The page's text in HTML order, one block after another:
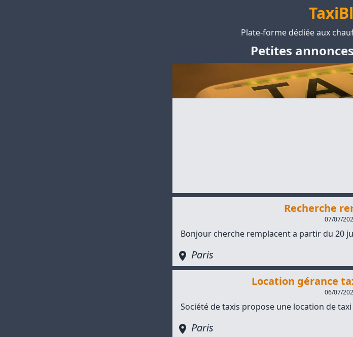
Plate-forme dédiée aux
Petites
Recherche
07/07/
Bonjour cherche remplacent a partir du 20
Paris
Location gérance
06/07/
Société de taxis propose une location de
Paris